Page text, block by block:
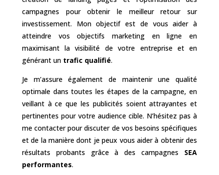
campagnes pour obtenir le meilleur retour sur
investissement. Mon objectif est de vous aider à
atteindre vos objectifs marketing en ligne en
maximisant la visibilité de votre entreprise et en
générant un trafic qualifié.
Je m’assure également de maintenir une qualité
optimale dans toutes les étapes de la campagne, en
veillant à ce que les publicités soient attrayantes et
pertinentes pour votre audience cible. N’hésitez pas à
me contacter pour discuter de vos besoins spécifiques
et de la manière dont je peux vous aider à obtenir des
résultats probants grâce à des campagnes SEA
performantes.